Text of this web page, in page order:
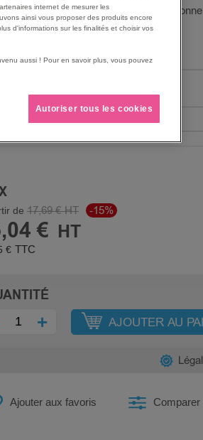
sur le bout des doigts pour une
descriptif complet
de 17,69 € -15%
€
€
+ AJOUTER AU
Ajouter aux favoris Comparer
internet de mesurer les
ainsi vous proposer des produits encore
d'informations sur les finalités et choisir vos
aussi ! Pour en savoir plus, vous pouvez
Autoriser tous les cookies